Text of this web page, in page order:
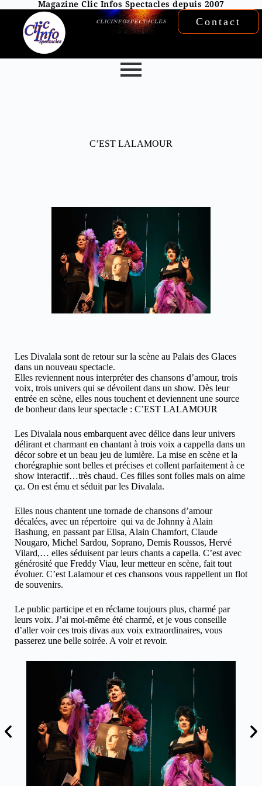
Magazine Clic Infos Spectacles depuis 2007
Contact
C’EST LALAMOUR
Les Divalala sont de retour sur la scène au Palais des Glaces
dans un nouveau spectacle.
Elles reviennent nous interpréter des chansons d’amour, trois
voix, trois univers qui se dévoilent dans un show. Dès leur
entrée en scène, elles nous touchent et deviennent une source
de bonheur dans leur spectacle : C’EST LALAMOUR
Les Divalala nous embarquent avec délice dans leur univers
délirant et charmant en chantant à trois voix a cappella dans un
décor sobre et un beau jeu de lumière. La mise en scène et la
chorégraphie sont belles et précises et collent parfaitement à ce
show interactif…très chaud. Ces filles sont folles mais on aime
ça. On est ému et séduit par les Divalala.
Elles nous chantent une tornade de chansons d’amour
décalées, avec un répertoire qui va de Johnny à Alain
Bashung, en passant par Elisa, Alain Chamfort, Claude
Nougaro, Michel Sardou, Soprano, Demis Roussos, Hervé
Vilard,… elles séduisent par leurs chants a capella. C’est avec
générosité que Freddy Viau, leur metteur en scène, fait tout
évoluer. C’est Lalamour et ces chansons vous rappellent un flot
de souvenirs.
Le public participe et en réclame toujours plus, charmé par
leurs voix. J’ai moi-même été charmé, et je vous conseille
d’aller voir ces trois divas aux voix extraordinaires, vous
passerez une belle soirée. A voir et revoir.